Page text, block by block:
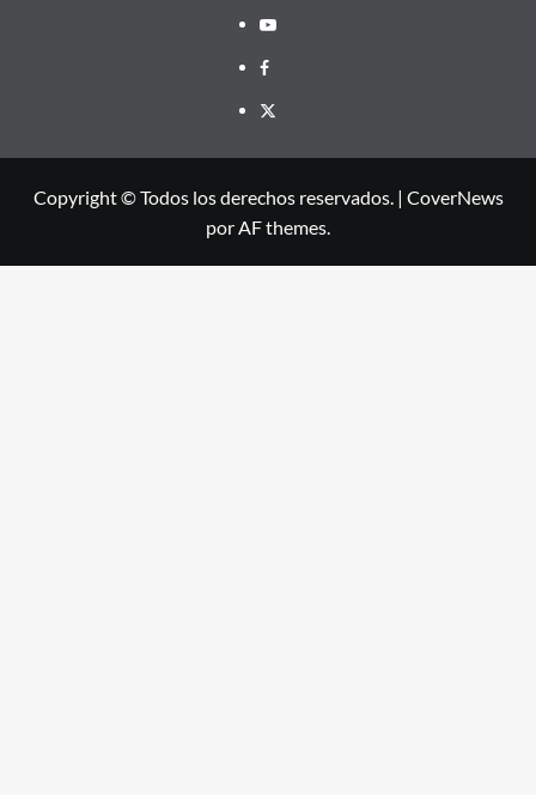
Youtube
Facebook
X
Copyright © Todos los derechos reservados. | CoverNews
por AF themes.